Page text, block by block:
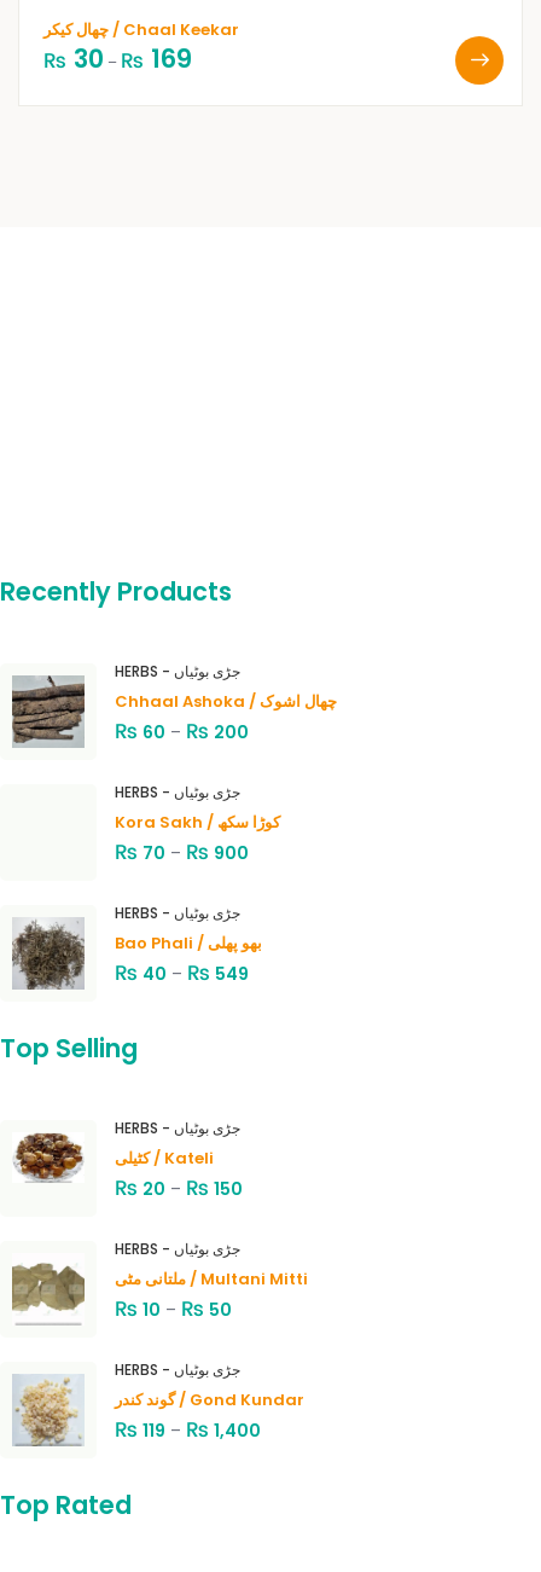
چھال کیکر / Chaal Keekar
₨ 30 – ₨ 169
Recently Products
HERBS - جڑی بوٹیاں
Chhaal Ashoka / چھال اشوک
₨ 60 – ₨ 200
HERBS - جڑی بوٹیاں
Kora Sakh / کوڑا سکھ
₨ 70 – ₨ 900
HERBS - جڑی بوٹیاں
Bao Phali / بھو پھلی
₨ 40 – ₨ 549
Top Selling
HERBS - جڑی بوٹیاں
کٹیلی / Kateli
₨ 20 – ₨ 150
HERBS - جڑی بوٹیاں
ملتانی مٹی / Multani Mitti
₨ 10 – ₨ 50
HERBS - جڑی بوٹیاں
گوند کندر / Gond Kundar
₨ 119 – ₨ 1,400
Top Rated